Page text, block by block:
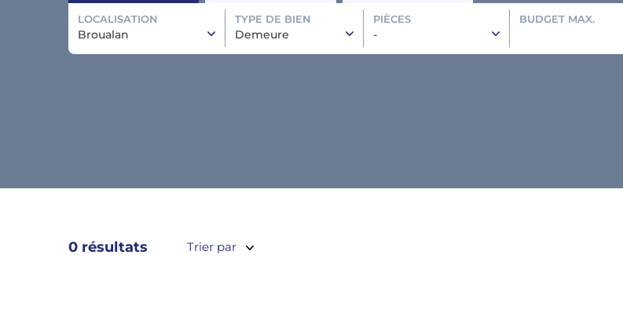
LOCALISATION
Broualan
TYPE DE BIEN
Demeure
PIÈCES
-
BUDGET MAX.
0 résultats Trier par